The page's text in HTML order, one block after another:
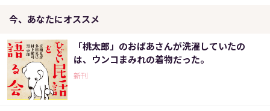
今、あなたにオススメ
「桃太郎」のおばあさんが洗濯していたの
は、ウンコまみれの着物だった。
新刊